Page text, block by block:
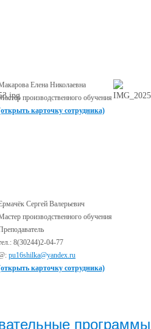
Елена Николаевна
производственного обучения
карточку сотрудника)
Сергей Валерьевич
производственного обучения
8(30244)2-04-77
pu16shilka@yandex.ru
карточку сотрудника)
программы